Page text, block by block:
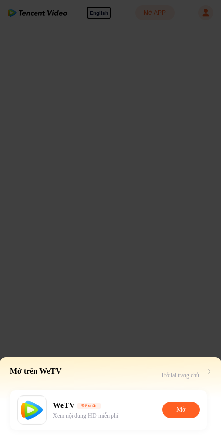
English Mở APP
Mở trên WeTV Trở lại trang chủ
WeTV Đề xuất
Xem nội dung HD miễn phí
Mở